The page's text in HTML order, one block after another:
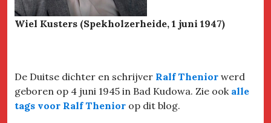
Wiel Kusters (Spekholzerheide, 1 juni 1947)
De Duitse dichter en schrijver Ralf Thenior werd
geboren op 4 juni 1945 in Bad Kudowa. Zie ook alle
tags voor Ralf Thenior op dit blog.